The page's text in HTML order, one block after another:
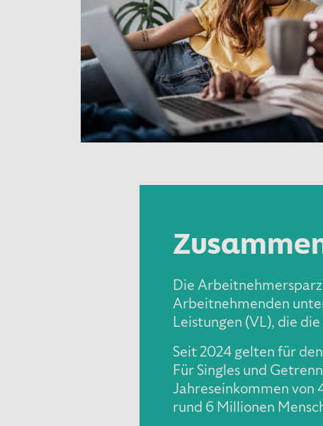
Die
Arbeitnehmenden
Leistungen (VL), die
Seit 2024 gelten für
Für Singles und
Jahreseinkommen von
rund 6 Millionen